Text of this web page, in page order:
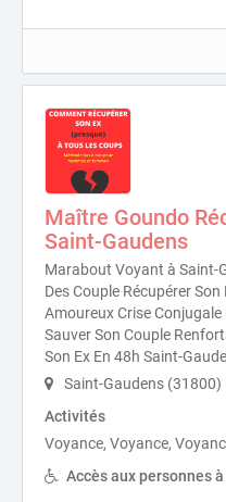
Maître Goundo
Saint-Gaudens
Marabout Voyant à Saint-
Des Couple Récupérer
Amoureux Crise Conjugale
Sauver Son Couple
Son Ex En 48h Saint-
Saint-Gaudens (31800)
Activités
Voyance, Voyance,
Accès aux personnes